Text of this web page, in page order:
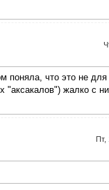
поняла, что это не
жалко с
Пт,